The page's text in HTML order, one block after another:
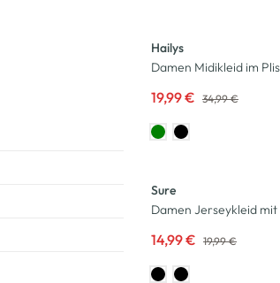
Hailys
Damen Midikleid im
19,99 € 34,99 €
Sure
Damen Jerseykleid
14,99 € 19,99 €